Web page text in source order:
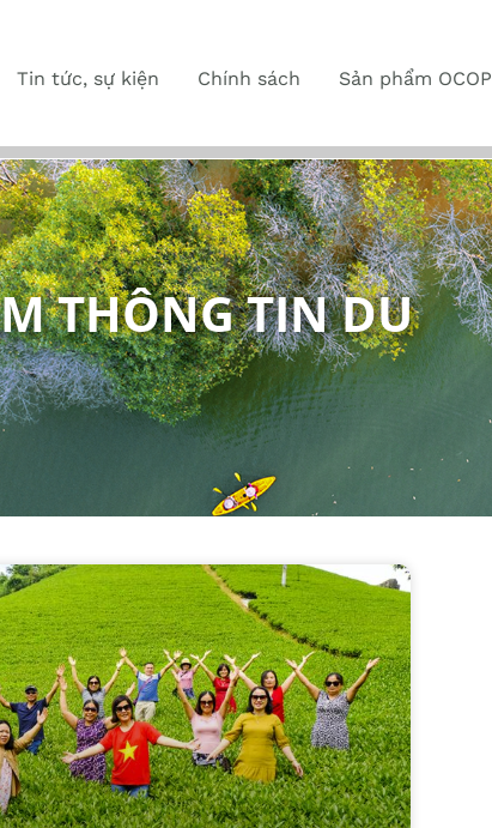
Tin tức, sự kiện Chính sách Sản phẩm OCOP
THÔNG TIN DU